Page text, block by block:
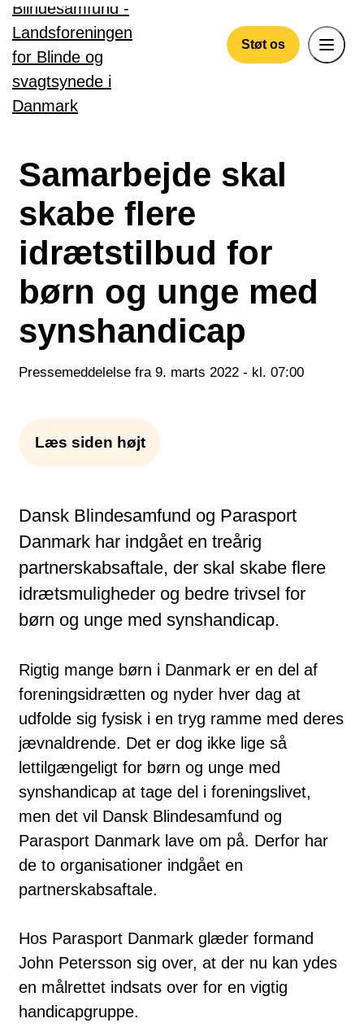
Gå til hovedindhold
Støt os
Samarbejde skal
skabe flere
idrætstilbud for
børn og unge med
synshandicap
Pressemeddelelse fra 9. marts 2022 - kl. 07:00
Læs siden højt
Dansk Blindesamfund og Parasport
Danmark har indgået en treårig
partnerskabsaftale, der skal skabe flere
idrætsmuligheder og bedre trivsel for
børn og unge med synshandicap.
Rigtig mange børn i Danmark er en del af
foreningsidrætten og nyder hver dag at
udfolde sig fysisk i en tryg ramme med deres
jævnaldrende. Det er dog ikke lige så
lettilgængeligt for børn og unge med
synshandicap at tage del i foreningslivet,
men det vil Dansk Blindesamfund og
Parasport Danmark lave om på. Derfor har
de to organisationer indgået en
partnerskabsaftale.
Hos Parasport Danmark glæder formand
John Petersson sig over, at der nu kan ydes
en målrettet indsats over for en vigtig
handicapgruppe.